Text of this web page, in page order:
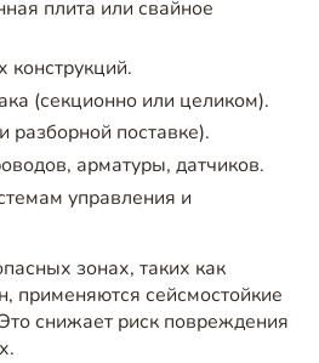
плита или свайное
конструкций.
(секционно или целиком).
разборной поставке).
арматуры, датчиков.
управления и
зонах, таких как
применяются сейсмостойкие
снижает риск повреждения